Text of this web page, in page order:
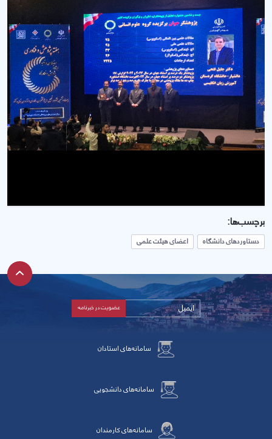
برچسب‌ها:
دستاوردهای دانشگاه اعضای هیئت علمی
سامانه‌های استادان
سامانه‌های دانشجویی
سامانه‌های کارمندان